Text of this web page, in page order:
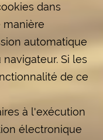
dans
manière
automatique
Si les
de ce
à l'exécution
électronique